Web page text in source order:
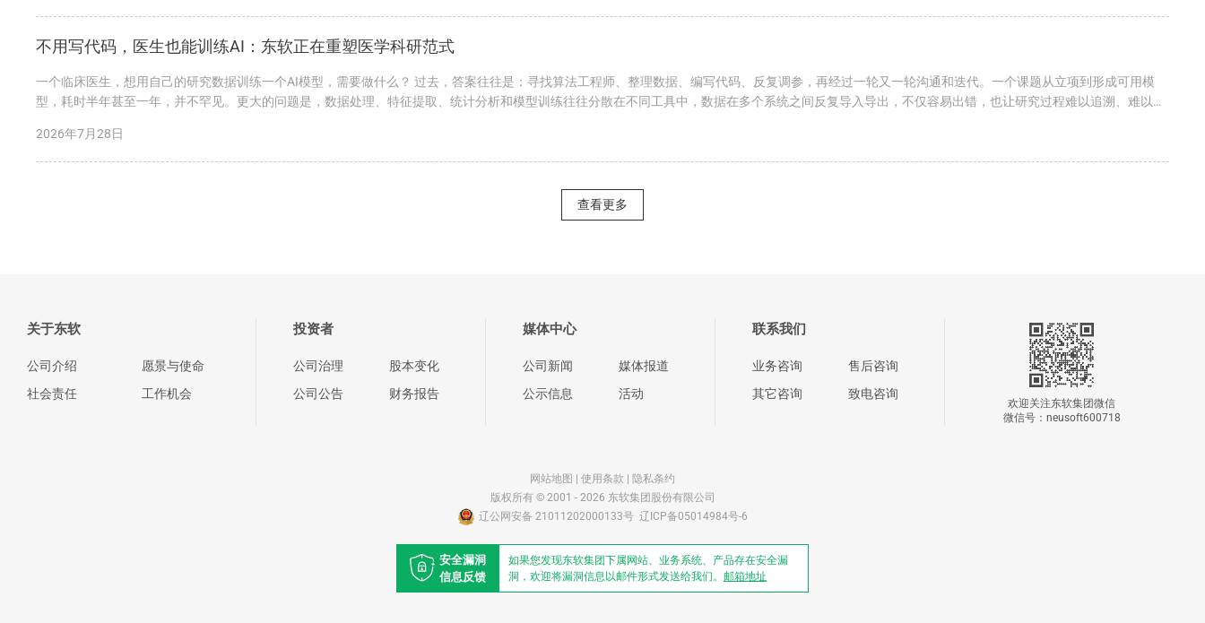
不用写代码，医生也能训练AI：东软正在重塑医学科研范式
一个临床医生，想用自己的研究数据训练一个AI模型，需要做什么？ 过去，答案往往是：寻找算法工程师、整理数据、编写代码、反复调参，再经过一轮又一轮沟通和迭代。一个课题从立项到形成可用模
型，耗时半年甚至一年，并不罕见。更大的问题是，数据处理、特征提取、统计分析和模型训练往往分散在不同工具中，数据在多个系统之间反复导入导出，不仅容易出错，也让研究过程难以追溯、难以复
2026年7月28日
查看更多
关于东软
公司介绍
愿景与使命
社会责任
工作机会
投资者
公司治理
股本变化
公司公告
财务报告
媒体中心
公司新闻
媒体报道
公示信息
活动
联系我们
业务咨询
售后咨询
其它咨询
致电咨询
欢迎关注东软集团微信
微信号：neusoft600718
网站地图 使用条款
隐私条约
版权所有 © 2001 - 2026 东软集团股份有限公司
辽公网安备 21011202000133号 辽ICP备05014984号-6
安全漏洞
信息反馈
如果您发现东软集团下属网站、业务系统、产品存在安全漏
洞，欢迎将漏洞信息以邮件形式发送给我们。 邮箱地址